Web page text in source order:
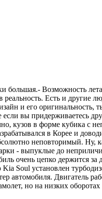
большая.- Возможность
Есть и другие
и его оригинальность,
вы придерживаетесь
кузов в форме кубика с
в Корее и
неповторимый. Ну,
- выпуклые до
очень цепко держится за
Soul установлен
автомобиля. Двигатель
но на низких